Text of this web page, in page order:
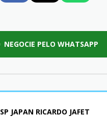
NEGOCIE PELO WHATSAPP
SP JAPAN RICARDO JAFET